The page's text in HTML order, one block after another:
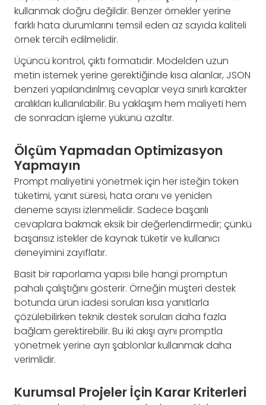
kullanmak doğru değildir. Benzer örnekler yerine
farklı hata durumlarını temsil eden az sayıda kaliteli
örnek tercih edilmelidir.
Üçüncü kontrol, çıktı formatıdır. Modelden uzun
metin istemek yerine gerektiğinde kısa alanlar, JSON
benzeri yapılandırılmış cevaplar veya sınırlı karakter
aralıkları kullanılabilir. Bu yaklaşım hem maliyeti hem
de sonradan işleme yükünü azaltır.
Ölçüm Yapmadan Optimizasyon
Yapmayın
Prompt maliyetini yönetmek için her isteğin token
tüketimi, yanıt süresi, hata oranı ve yeniden
deneme sayısı izlenmelidir. Sadece başarılı
cevaplara bakmak eksik bir değerlendirmedir; çünkü
başarısız istekler de kaynak tüketir ve kullanıcı
deneyimini zayıflatır.
Basit bir raporlama yapısı bile hangi promptun
pahalı çalıştığını gösterir. Örneğin müşteri destek
botunda ürün iadesi soruları kısa yanıtlarla
çözülebilirken teknik destek soruları daha fazla
bağlam gerektirebilir. Bu iki akışı aynı promptla
yönetmek yerine ayrı şablonlar kullanmak daha
verimlidir.
Kurumsal Projeler İçin Karar Kriterleri